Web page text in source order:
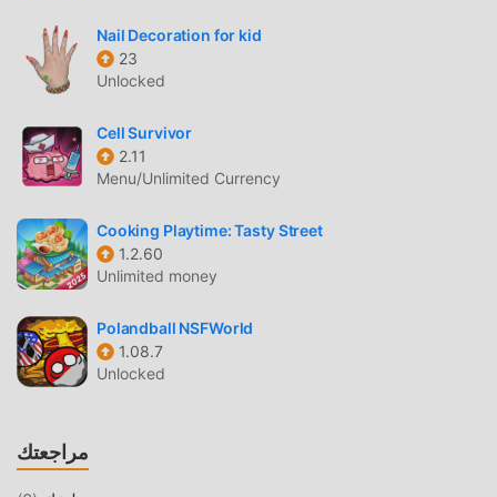
Plinko Party باعتبارها لعبة شائعة جدًا casual مؤخرًا ، اكتسبت
الكثير من المعجبين في جميع أنحاء العالم الذين يحبون ألعاب
casual. إذا كنت ترغب في تنزيل هذه اللعبة ، كأكبر موقع لتنزيل
يوفر لك moddroid أحدث إصدار من Plinko Party 0.9.30 مجانًا ،
ولكنه يوفر أيضًا Free Purchase mod مجانًا ، مما يساعدك على
حفظ المهام الميكانيكية المتكررة في اللعبة ، حتى تتمكن من التركيز
على الاستمتاع بالبهجة التي تجلبها اللعبة نفسها. يعد moddroid بأن
أي Plinko Party mod لن يفرض على اللاعبين أي رسوم ، وهو آمن
100٪ ومتاح ومجاني للتثبيت. فقط قم بتنزيل عميل moddroid ،
الفريدة في كسب عدد كبير من المعجبين حول العالم. على عكس
الألعاب التقليدية casual ، في Plinko Party ، ما عليك سوى متابعة
Nail Decoration for kid
23
Unlocked
Cell Survivor
2.11
Menu/Unlimited Currency
Cooking Playtime: Tasty Street
1.2.60
Unlimited money
Polandball NSFWorld
1.08.7
Unlocked
مراجعتك